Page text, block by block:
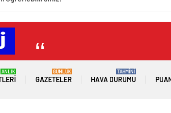
ANLIK
GAZETELER
GÜNLÜK
HAVA DURUMU
TAHMİNİ